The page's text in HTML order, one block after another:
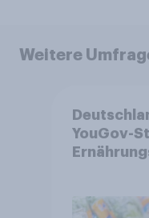
Weitere
YouGov-